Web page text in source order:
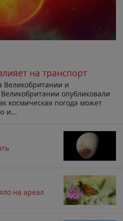
на транспорт
Великобритании и
опубликовали
космическая погода может
и...
на ареал